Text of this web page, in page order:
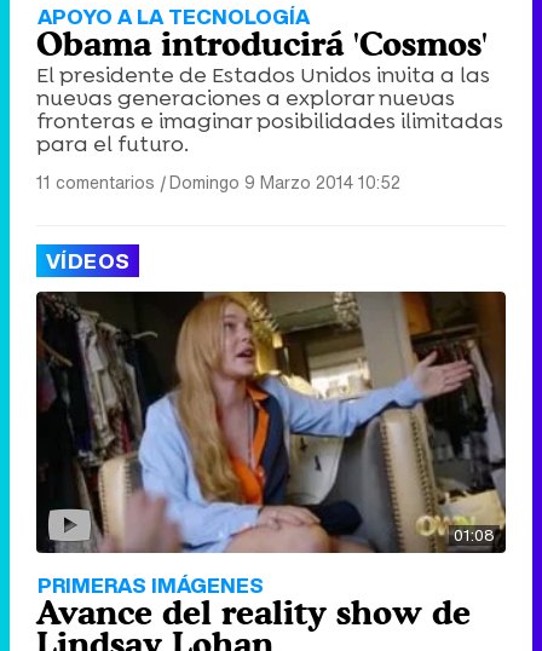
APOYO A LA TECNOLOGÍA
Obama introducirá 'Cosmos'
El presidente de Estados Unidos invita a las
nuevas generaciones a explorar nuevas
fronteras e imaginar posibilidades ilimitadas
para el futuro.
11 comentarios |Domingo 9 Marzo 2014 10:52
VÍDEOS
01:08
PRIMERAS IMÁGENES
Avance del reality show de
Lindsay Lohan